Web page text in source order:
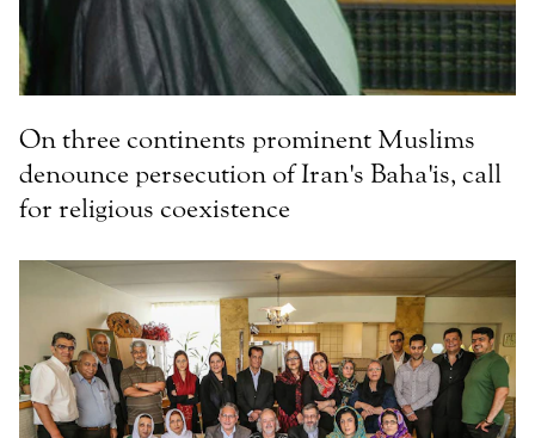
On three continents prominent Muslims
denounce persecution of Iran's Baha'is, call
for religious coexistence